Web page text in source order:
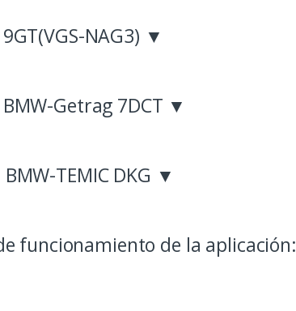
NAG3) ▼
Getrag 7DCT ▼
TEMIC DKG ▼
funcionamiento de la aplicación: